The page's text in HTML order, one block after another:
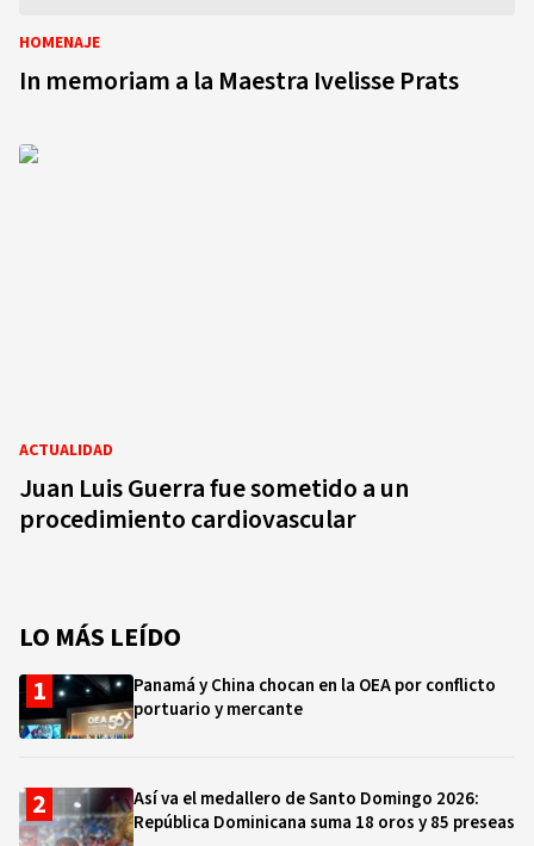
HOMENAJE
In memoriam a la Maestra Ivelisse Prats
ACTUALIDAD
Juan Luis Guerra fue sometido a un
procedimiento cardiovascular
LO MÁS LEÍDO
Panamá y China chocan en la OEA por conflicto
portuario y mercante
Así va el medallero de Santo Domingo 2026:
República Dominicana suma 18 oros y 85 preseas